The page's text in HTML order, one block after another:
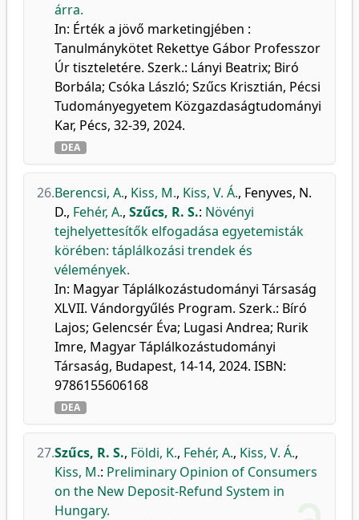
árra.
In: Érték a jövő marketingjében :
Tanulmánykötet Rekettye Gábor Professzor
Úr tiszteletére. Szerk.: Lányi Beatrix; Biró
Borbála; Csóka László; Szűcs Krisztián, Pécsi
Tudományegyetem Közgazdaságtudományi
Kar, Pécs, 32-39, 2024.
DEA
26.Berencsi, A., Kiss, M., Kiss, V. Á., Fenyves, N.
D., Fehér, A., Szűcs, R. S.: Növényi
tejhelyettesítők elfogadása egyetemisták
körében: táplálkozási trendek és
vélemények.
In: Magyar Táplálkozástudományi Társaság
XLVII. Vándorgyűlés Program. Szerk.: Bíró
Lajos; Gelencsér Éva; Lugasi Andrea; Rurik
Imre, Magyar Táplálkozástudományi
Társaság, Budapest, 14-14, 2024. ISBN:
9786155606168
DEA
27.Szűcs, R. S., Földi, K., Fehér, A., Kiss, V. Á.,
Kiss, M.: Preliminary Opinion of Consumers
on the New Deposit-Refund System in
Hungary.